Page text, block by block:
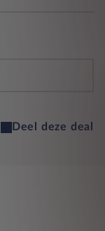
Deel deze deal